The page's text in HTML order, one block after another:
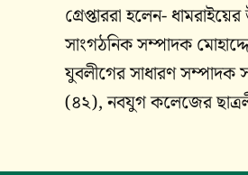
গ্রেপ্তাররা হলেন-
সাংগঠনিক সম্পাদক
যুবলীগের সাধারণ সম্পাদক
(৪২), নবযুগ কলেজের